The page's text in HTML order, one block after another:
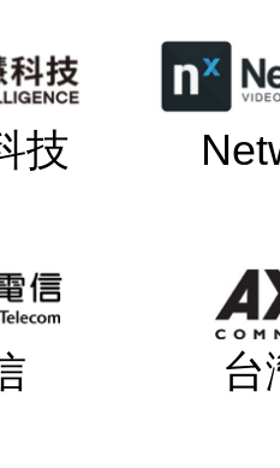
技
台